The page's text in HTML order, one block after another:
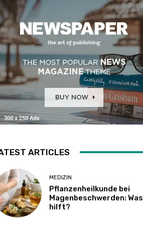
ARTICLES
MEDIZIN
Pflanzenheilkunde bei
Magenbeschwerden: Was
hilft?